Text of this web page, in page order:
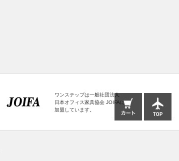
ワンステップは一般社団法人
日本オフィス家具協会 JOIFAに
加盟しています。